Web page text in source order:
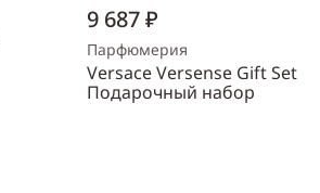
9 687 ₽
Парфюмерия
Versace Versense Gift Set
Подарочный набор